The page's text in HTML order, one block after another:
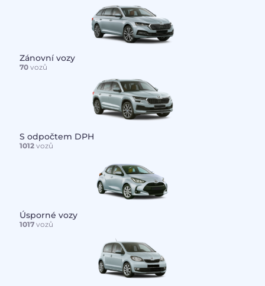
Zánovní vozy
70vozů
S odpočtem DPH
1012vozů
Úsporné vozy
1017vozů